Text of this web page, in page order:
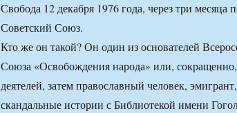
Свобода 12 декабря 1976 года, через три месяца
Советский Союз.
Кто же он такой? Он один из основателей
Союза «Освобождения народа» или,
деятелей, затем православный человек,
скандальные истории с Библиотекой имени